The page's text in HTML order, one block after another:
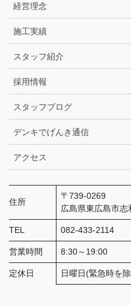
経営理念
施工実績
スタッフ紹介
採用情報
スタッフブログ
デンキでげんき通信
アクセス
住所
〒739-0269
広島県東広島市
TEL 082-433-2114
営業時間 8:30～19:00
定休日 日曜日(緊急時を